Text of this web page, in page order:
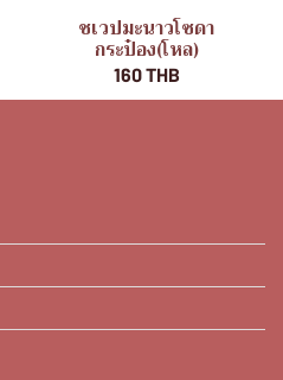
ชเวปมะนาวโซดา
กระป๋อง(โหล)
160 THB